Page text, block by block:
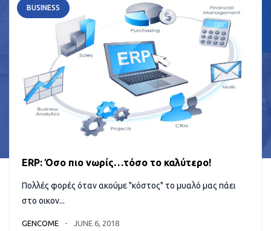
BUSINESS
ERP: Όσο πιο νωρίς…τόσο το καλύτερο!
Πολλές φορές όταν ακούμε "κόστος" το μυαλό μας πάει
στο οικον...
GENCOME JUNE 6, 2018